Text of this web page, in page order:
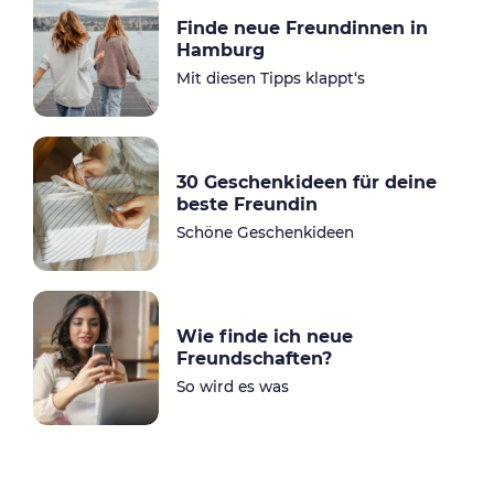
a
Finde neue Freundinnen in
Hamburg
Mit diesen Tipps klappt‘s
30 Geschenkideen für deine
beste Freundin
Schöne Geschenkideen
Wie finde ich neue
Freundschaften?
So wird es was